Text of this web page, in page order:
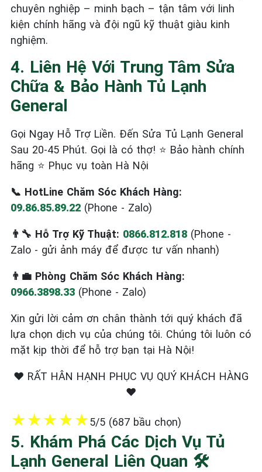
chuyên nghiệp – minh bạch – tận tâm với linh
kiện chính hãng và đội ngũ kỹ thuật giàu kinh
nghiệm.
4. Liên Hệ Với Trung Tâm Sửa
Chữa & Bảo Hành Tủ Lạnh
General
Gọi Ngay Hỗ Trợ Liền. Đến Sửa Tủ Lạnh General
Sau 20-45 Phút. Gọi là có thợ! ⭐ Bảo hành chính
hãng ⭐ Phục vụ toàn Hà Nội
📞 HotLine Chăm Sóc Khách Hàng:
09.86.85.89.22 (Phone - Zalo)
👨‍🔧 Hỗ Trợ Kỹ Thuật: 0866.812.818 (Phone -
Zalo - gửi ảnh máy để được tư vấn nhanh)
👨‍💼 Phòng Chăm Sóc Khách Hàng:
0966.3898.33 (Phone - Zalo)
Xin gửi lời cảm ơn chân thành tới quý khách đã
lựa chọn dịch vụ của chúng tôi. Chúng tôi luôn có
mặt kịp thời để hỗ trợ bạn tại Hà Nội!
❤️ RẤT HÂN HẠNH PHỤC VỤ QUÝ KHÁCH HÀNG
❤️
★★★★★5/5 (687 bầu chọn)
5. Khám Phá Các Dịch Vụ Tủ
Lạnh General Liên Quan 🛠️